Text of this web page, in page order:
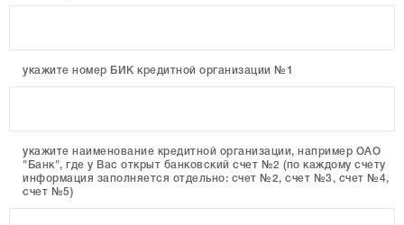
укажите номер БИК кредитной организации №1
укажите наименование кредитной организации, например ОАО
"Банк", где у Вас открыт банковский счет №2 (по каждому счету
информация заполняется отдельно: счет №2, счет №3, счет №4,
счет №5)